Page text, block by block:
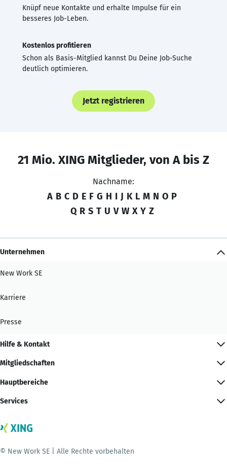
Knüpf neue Kontakte und erhalte Impulse für ein
besseres Job-Leben.
Kostenlos profitieren
Schon als Basis-Mitglied kannst Du Deine Job-Suche
deutlich optimieren.
Jetzt registrieren
21 Mio. XING Mitglieder, von A bis Z
Nachname:
A B C D E F G H I J K L M N O P
Q R S T U V W X Y Z
Unternehmen
New Work SE
Karriere
Presse
Hilfe & Kontakt
Mitgliedschaften
Hauptbereiche
Services
© New Work SE | Alle Rechte vorbehalten